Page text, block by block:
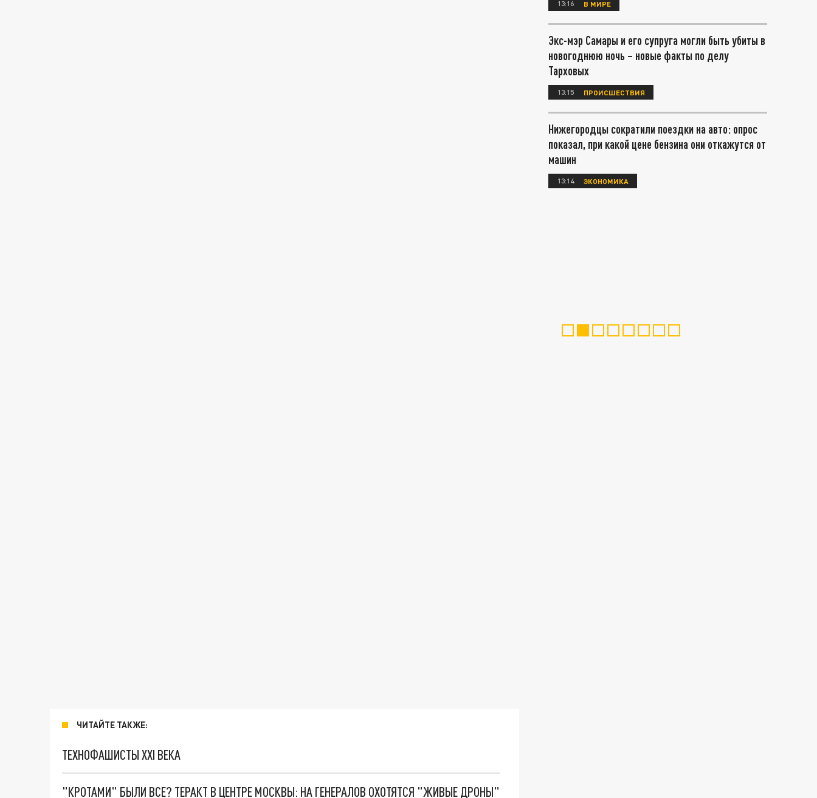
ЧИТАЙТЕ ТАКЖЕ:
ТЕХНОФАШИСТЫ XXI ВЕКА
"КРОТАМИ" БЫЛИ ВСЕ? ТЕРАКТ В ЦЕНТРЕ МОСКВЫ: НА ГЕНЕРАЛОВ ОХОТЯТСЯ "ЖИВЫЕ ДРОНЫ"
13:16 В МИРЕ
Экс-мэр Самары и его супруга могли быть убиты в
новогоднюю ночь – новые факты по делу
Тарховых
13:15 ПРОИСШЕСТВИЯ
Нижегородцы сократили поездки на авто: опрос
показал, при какой цене бензина они откажутся от
машин
13:14 ЭКОНОМИКА